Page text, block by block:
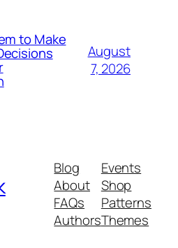
to Make
August
7, 2026
Blog
About
FAQs
Authors
Events
Shop
Patterns
Themes